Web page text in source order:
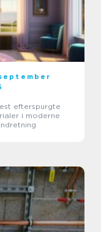
efterspurgte
i moderne